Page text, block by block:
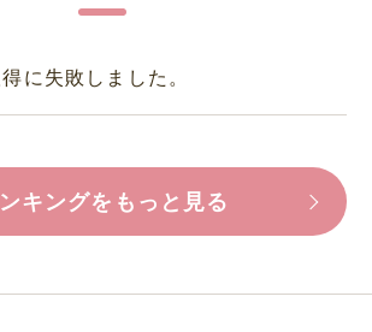
に失敗しました。
キングをもっと見る